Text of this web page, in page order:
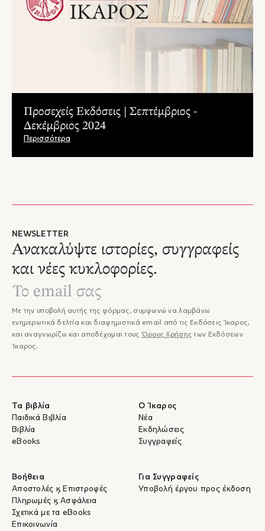
Προσεχείς Εκδόσεις | Σεπτέμβριος -
Δεκέμβριος 2024
Περισσότερα
NEWSLETTER
Ανακαλύψτε ιστορίες, συγγραφείς
και νέες κυκλοφορίες.
Με την υποβολή αυτής της φόρμας, συμφωνώ να λαμβάνω
ενημερωτικά δελτία και διαφημιστικά email από τις Εκδόσεις Ίκαρος,
και αναγνωρίζω και αποδέχομαι τους Όρους Χρήσης των Εκδόσεων
Ίκαρος.
Τα βιβλία
Παιδικά Βιβλία
Βιβλία
eBooks
Ο Ίκαρος
Νέα
Εκδηλώσεις
Συγγραφείς
Βοήθεια
Αποστολές & Επιστροφές
Πληρωμές & Ασφάλεια
Σχετικά με τα eBooks
Επικοινωνία
Για Συγγραφείς
Υποβολή έργου προς έκδοση